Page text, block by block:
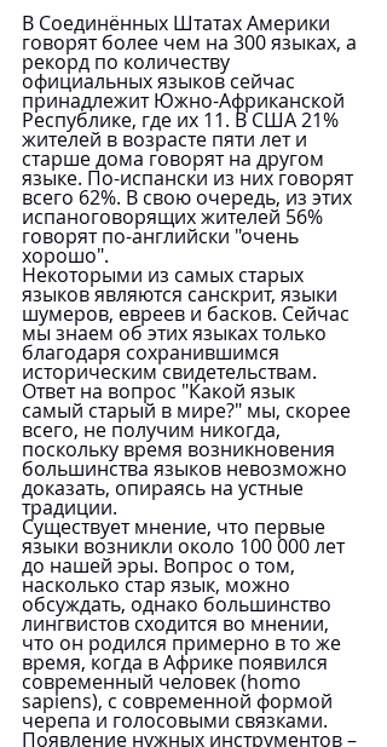
В Соединённых Штатах Америки
говорят более чем на 300 языках, а
рекорд по количеству
официальных языков сейчас
принадлежит Южно-Африканской
Республике, где их 11. В США 21%
жителей в возрасте пяти лет и
старше дома говорят на другом
языке. По-испански из них говорят
всего 62%. В свою очередь, из этих
испаноговорящих жителей 56%
говорят по-английски "очень
хорошо".
Некоторыми из самых старых
языков являются санскрит, языки
шумеров, евреев и басков. Сейчас
мы знаем об этих языках только
благодаря сохранившимся
историческим свидетельствам.
Ответ на вопрос "Какой язык
самый старый в мире?" мы, скорее
всего, не получим никогда,
поскольку время возникновения
большинства языков невозможно
доказать, опираясь на устные
традиции.
Существует мнение, что первые
языки возникли около 100 000 лет
до нашей эры. Вопрос о том,
насколько стар язык, можно
обсуждать, однако большинство
лингвистов сходится во мнении,
что он родился примерно в то же
время, когда в Африке появился
современный человек (homo
sapiens), с современной формой
черепа и голосовыми связками.
Появление нужных инструментов –